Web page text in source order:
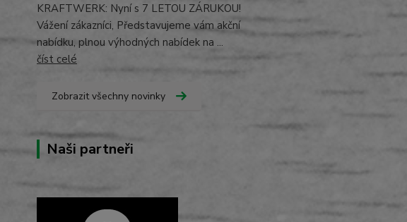
KRAFTWERK: Nyní s 7 LETOU ZÁRUKOU!
Vážení zákazníci, Představujeme vám akční
nabídku, plnou výhodných nabídek na ...
číst celé
Zobrazit všechny novinky
Naši partneři